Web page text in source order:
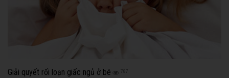
Giải quyết rối loạn giấc ngủ ở bé 787